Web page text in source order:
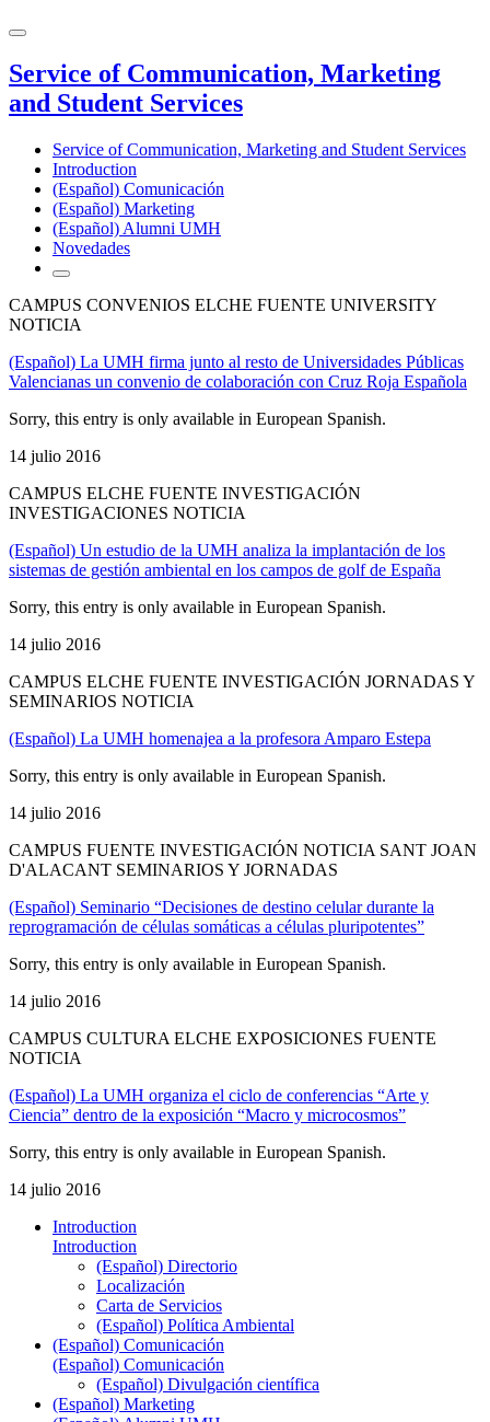
Service of Communication, Marketing
and Student Services
Service of Communication, Marketing and Student Services
Introduction
(Español) Comunicación
(Español) Marketing
(Español) Alumni UMH
Novedades
CAMPUS CONVENIOS ELCHE FUENTE UNIVERSITY
NOTICIA
(Español) La UMH firma junto al resto de Universidades Públicas
Valencianas un convenio de colaboración con Cruz Roja Española
Sorry, this entry is only available in European Spanish.
14 julio 2016
CAMPUS ELCHE FUENTE INVESTIGACIÓN
INVESTIGACIONES NOTICIA
(Español) Un estudio de la UMH analiza la implantación de los
sistemas de gestión ambiental en los campos de golf de España
Sorry, this entry is only available in European Spanish.
14 julio 2016
CAMPUS ELCHE FUENTE INVESTIGACIÓN JORNADAS Y
SEMINARIOS NOTICIA
(Español) La UMH homenajea a la profesora Amparo Estepa
Sorry, this entry is only available in European Spanish.
14 julio 2016
CAMPUS FUENTE INVESTIGACIÓN NOTICIA SANT JOAN
D'ALACANT SEMINARIOS Y JORNADAS
(Español) Seminario “Decisiones de destino celular durante la
reprogramación de células somáticas a células pluripotentes”
Sorry, this entry is only available in European Spanish.
14 julio 2016
CAMPUS CULTURA ELCHE EXPOSICIONES FUENTE
NOTICIA
(Español) La UMH organiza el ciclo de conferencias “Arte y
Ciencia” dentro de la exposición “Macro y microcosmos”
Sorry, this entry is only available in European Spanish.
14 julio 2016
Introduction
Introduction
(Español) Directorio
Localización
Carta de Servicios
(Español) Política Ambiental
(Español) Comunicación
(Español) Comunicación
(Español) Divulgación científica
(Español) Marketing